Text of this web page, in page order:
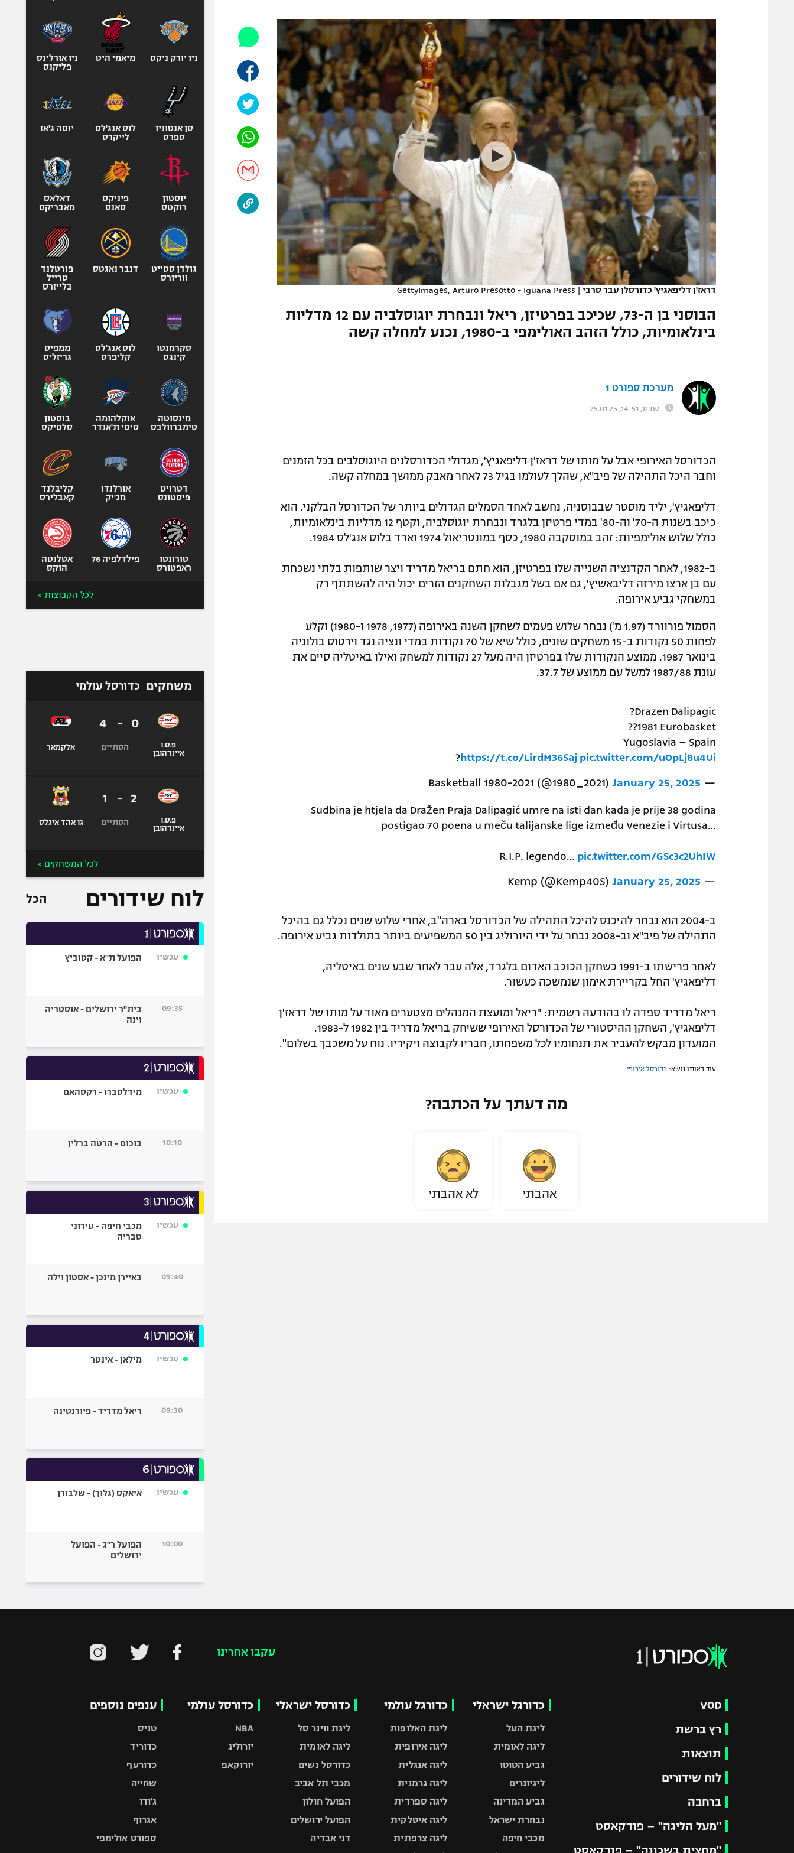
תקנון משתתפים וזוכים בפרסים
תקנון עבור פעילות אלקטרה
תקנון עבור פעילות ספורט 1 – "מרלן"
טניס
גיימינג E-Sports
תנאי שימוש
מדיניות פרטיות
תקנון פעילות ספורט 1
רשיון להקרנה פומבית לבית עסק
הצטרפות לחבילת הערוצים
לוח דרושים – ג'ובנט
תגיות
המגזין
הפועל תל אביב
הפועל חיפה
הפועל באר שבע
מכבי נתניה
בני יהודה
ליגה סינית
ליגה ברזילאית
ליגות נוספות
אופניים
ספורט מוטורי
כדורמים
בייסבול MLB
ספורט אתגרי
אומנויות לחימה
דראז'ן דליפאגיץ' כדורסלן עבר סרבי |
GettyImages, Arturo Presotto - Iguana Press
הבוסני בן ה-73, שכיכב בפרטיזן, ריאל ונבחרת יוגוסלביה עם 12 מדליות
בינלאומיות, כולל הזהב האולימפי ב-1980, נכנע למחלה קשה
מערכת ספורט 1
שבת, 14:51, 25.01.25
הכדורסל האירופי אבל על מותו של דראז'ן דליפאגיץ', מגדולי הכדורסלנים היוגוסלבים בכל הזמנים
וחבר היכל התהילה של פיב"א, שהלך לעולמו בגיל 73 לאחר מאבק ממושך במחלה קשה.
דליפאגיץ', יליד מוסטר שבבוסניה, נחשב לאחד הסמלים הגדולים ביותר של הכדורסל הבלקני. הוא
כיכב בשנות ה-70' וה-80' במדי פרטיזן בלגרד ונבחרת יוגוסלביה, וקטף 12 מדליות בינלאומיות,
כולל שלוש אולימפיות: זהב במוסקבה 1980, כסף במונטריאול 1974 וארד בלוס אנג'לס 1984.
ב-1982, לאחר הקדנציה השנייה שלו בפרטיזן, הוא חתם בריאל מדריד ויצר שותפות בלתי נשכחת
עם בן ארצו מירזה דליבאשיץ', גם אם בשל מגבלות השחקנים הזרים יכול היה להשתתף רק
במשחקי גביע אירופה.
הסמול פורוורד (1.97 מ') נבחר שלוש פעמים לשחקן השנה באירופה (1977, 1978 ו-1980) וקלע
לפחות 50 נקודות ב-15 משחקים שונים, כולל שיא של 70 נקודות במדי ונציה נגד וירטוס בולוניה
בינואר 1987. ממוצע הנקודות שלו בפרטיזן היה מעל 27 נקודות למשחק ואילו באיטליה סיים את
עונת 1987/88 למשל עם ממוצע של 37.7.
?Drazen Dalipagic
??1981 Eurobasket
Yugoslavia – Spain
?https://t.co/LirdM36Saj pic.twitter.com/uOpLj8u4Ui
— Basketball 1980-2021 (@1980_2021)
January 25, 2025
Sudbina je htjela da Dražen Praja Dalipagić umre na isti dan kada je prije 38 godina
postigao 70 poena u meču talijanske lige između Venezie i Virtusa…
R.I.P. legendo… pic.twitter.com/GSc3c2UhIW
— Kemp (@Kemp40S)
January 25, 2025
ב-2004 הוא נבחר להיכנס להיכל התהילה של הכדורסל בארה"ב, אחרי שלוש שנים נכלל גם בהיכל
התהילה של פיב"א וב-2008 נבחר על ידי היורוליג בין 50 המשפיעים ביותר בתולדות גביע אירופה.
לאחר פרישתו ב-1991 כשחקן הכוכב האדום בלגרד, אלה עבר לאחר שבע שנים באיטליה,
דליפאגיץ' החל בקריירת אימון שנמשכה כעשור.
ריאל מדריד ספדה לו בהודעה רשמית: "ריאל ומועצת המנהלים מצטערים מאוד על מותו של דראז'ן
דליפאגיץ', השחקן ההיסטורי של הכדורסל האירופי ששיחק בריאל מדריד בין 1982 ל-1983.
המועדון מבקש להעביר את תנחומיו לכל משפחתו, חבריו לקבוצה ויקיריו. נוח על משכבך בשלום".
עוד באותו נושא: כדורסל אירופי
מה דעתך על הכתבה?
אהבתי לא אהבתי
ניו יורק ניקס מיאמי היט
ניו אורלינס
פליקנס
סן אנטוניו
ספרס
לוס אנג'לס
לייקרס
יוטה ג'אז
יוסטון
רוקטס
פיניקס
סאנס
דאלאס
מאבריקס
גולדן סטייט
ווריורס
דנבר נאגטס
פורטלנד
טרייל
בלייזרס
סקרמנטו
קינגס
לוס אנג'לס
קליפרס
ממפיס
גריזליס
מינסוטה
טימברוולבס
אוקלהומה
סיטי ת'אנדר
בוסטון
סלטיקס
דטרויט
פיסטונס
אורלנדו
מג'יק
קליבלנד
קאבלירס
טורונטו
ראפטורס
פילדלפיה 76
אטלנטה
הוקס
לכל הקבוצות >
משחקים כדורסל עולמי
פ.ס.ו
איינדהובן
0
-
4
הסתיים אלקמאר
פ.ס.ו
איינדהובן
2
-
1
הסתיים גו אהד איגלס
לכל המשחקים >
לוח שידורים הכל
עכשיו הפועל ת"א - קטוביץ
09:35
בית"ר ירושלים - אוסטריה
וינה
עכשיו מידלסברו - רקסהאם
10:10 בוכום - הרטה ברלין
עכשיו
מכבי חיפה - עירוני
טבריה
09:40 באיירן מינכן - אסטון וילה
עכשיו מילאן - אינטר
09:30 ריאל מדריד - פיורנטינה
עכשיו איאקס (גלוך) - שלבורן
10:00
הפועל ר"ג - הפועל
ירושלים
עקבו אחרינו
VOD
רץ ברשת
תוצאות
לוח שידורים
ברחבה
"מעל הליגה" – פודקאסט
"מחצית בשכונה" – פודקאסט
כדורגל ישראלי
ליגת העל
ליגה לאומית
גביע הטוטו
ליגיונרים
גביע המדינה
נבחרת ישראל
מכבי חיפה
כדורגל עולמי
ליגת האלופות
ליגה אירופית
ליגה אנגלית
ליגה גרמנית
ליגה ספרדית
ליגה איטלקית
ליגה צרפתית
כדורסל ישראלי
ליגת ווינר סל
ליגה לאומית
כדורסל נשים
מכבי תל אביב
הפועל חולון
הפועל ירושלים
דני אבדיה
כדורסל עולמי
NBA
יורוליג
יורוקאפ
ענפים נוספים
טניס
כדוריד
כדורעף
שחייה
ג'ודו
אגרוף
ספורט אולימפי